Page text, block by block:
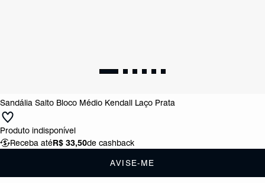
Sandália Salto Bloco Médio Kendall Laço Prata
Produto indisponível
Receba atéR$ 33,50de cashback
AVISE-ME